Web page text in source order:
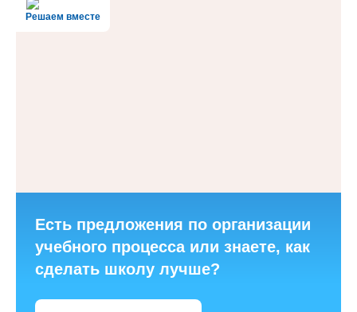
Решаем вместе
Есть предложения по организации
учебного процесса или знаете, как
сделать школу лучше?